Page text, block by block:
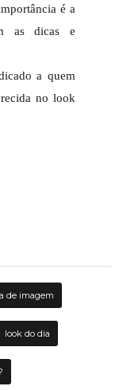
é a
as dicas e
a quem
no look
de imagem
look do dia